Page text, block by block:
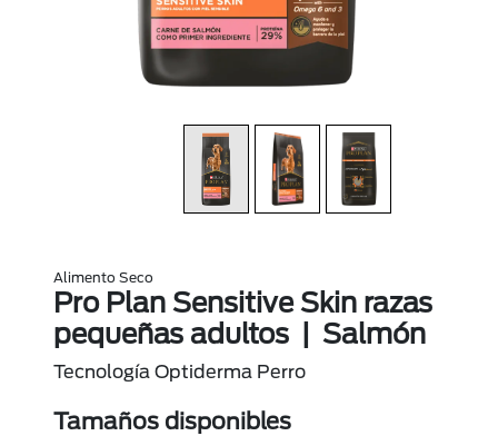
Alimento Seco
Pro Plan Sensitive Skin razas
pequeñas adultos | Salmón
Tecnología Optiderma Perro
Tamaños disponibles